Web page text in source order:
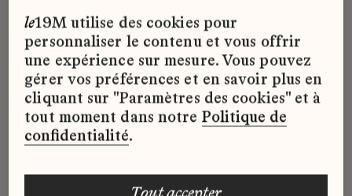
Rejoignez la
newsletter du 19M
→
laLibrairie 7L
le19M utilise des cookies pour
personnaliser le contenu et vous offrir
une expérience sur mesure. Vous pouvez
gérer vos préférences et en savoir plus en
cliquant sur "Paramètres des cookies" et à
tout moment dans notre Politique de
confidentialité.